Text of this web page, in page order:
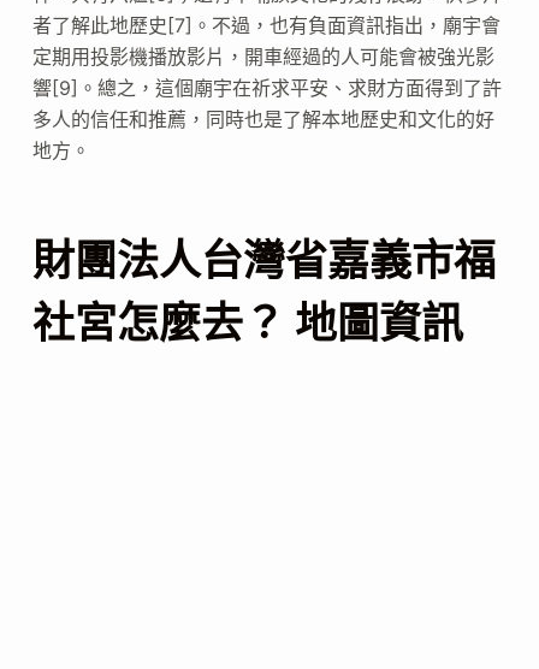
者了解此地歷史[7]。不過，也有負面資訊指出，廟宇會
定期用投影機播放影片，開車經過的人可能會被強光影
響[9]。總之，這個廟宇在祈求平安、求財方面得到了許
多人的信任和推薦，同時也是了解本地歷史和文化的好
地方。
財團法人台灣省嘉義市福
社宮怎麼去？ 地圖資訊